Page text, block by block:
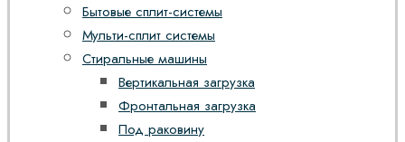
Бытовые сплит-системы
Мульти-сплит системы
Стиральные машины
Вертикальная загрузка
Фронтальная загрузка
Под раковину